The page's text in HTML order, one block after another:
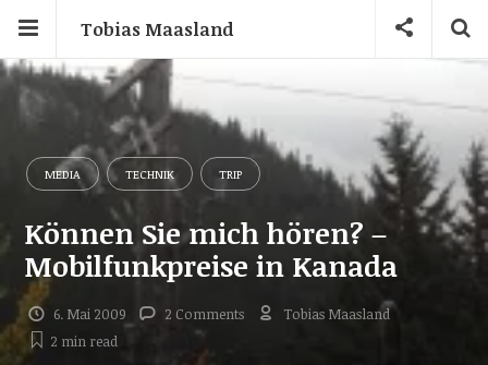
Tobias Maasland
MEDIA TECHNIK TRIP
Können Sie mich hören? –
Mobilfunkpreise in Kanada
6. Mai 2009 2 Comments
Tobias Maasland
2 minread